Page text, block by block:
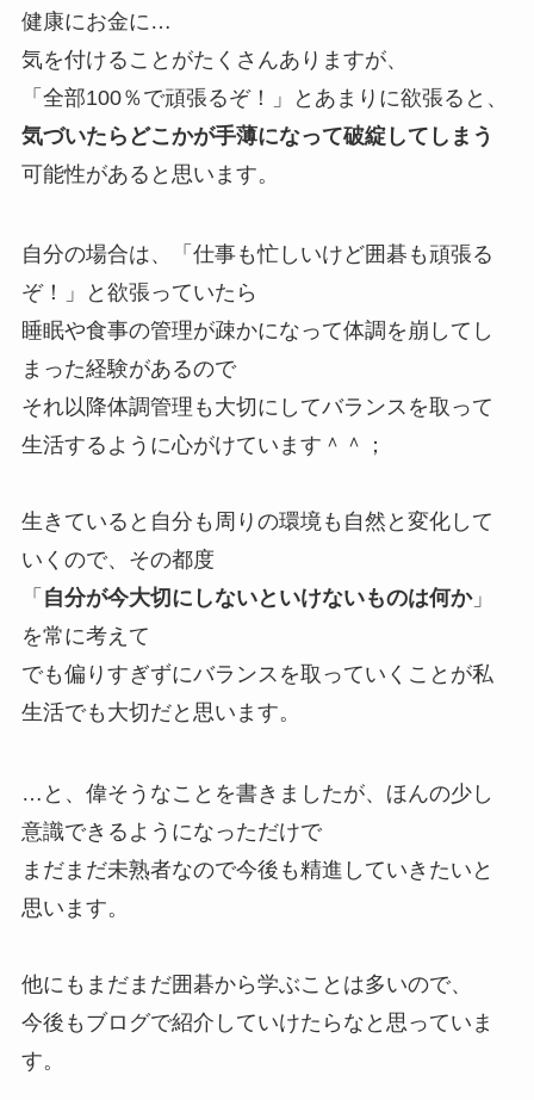
健康にお金に…
気を付けることがたくさんありますが、
「全部100％で頑張るぞ！」とあまりに欲張ると、
気づいたらどこかが手薄になって破綻してしまう
可能性があると思います。
自分の場合は、「仕事も忙しいけど囲碁も頑張る
ぞ！」と欲張っていたら
睡眠や食事の管理が疎かになって体調を崩してし
まった経験があるので
それ以降体調管理も大切にしてバランスを取って
生活するように心がけています＾＾；
生きていると自分も周りの環境も自然と変化して
いくので、その都度
「 自分が今大切にしないといけないものは何か」
を常に考えて
でも偏りすぎずにバランスを取っていくことが私
生活でも大切だと思います。
…と、偉そうなことを書きましたが、ほんの少し
意識できるようになっただけで
まだまだ未熟者なので今後も精進していきたいと
思います。
他にもまだまだ囲碁から学ぶことは多いので、
今後もブログで紹介していけたらなと思っていま
す。